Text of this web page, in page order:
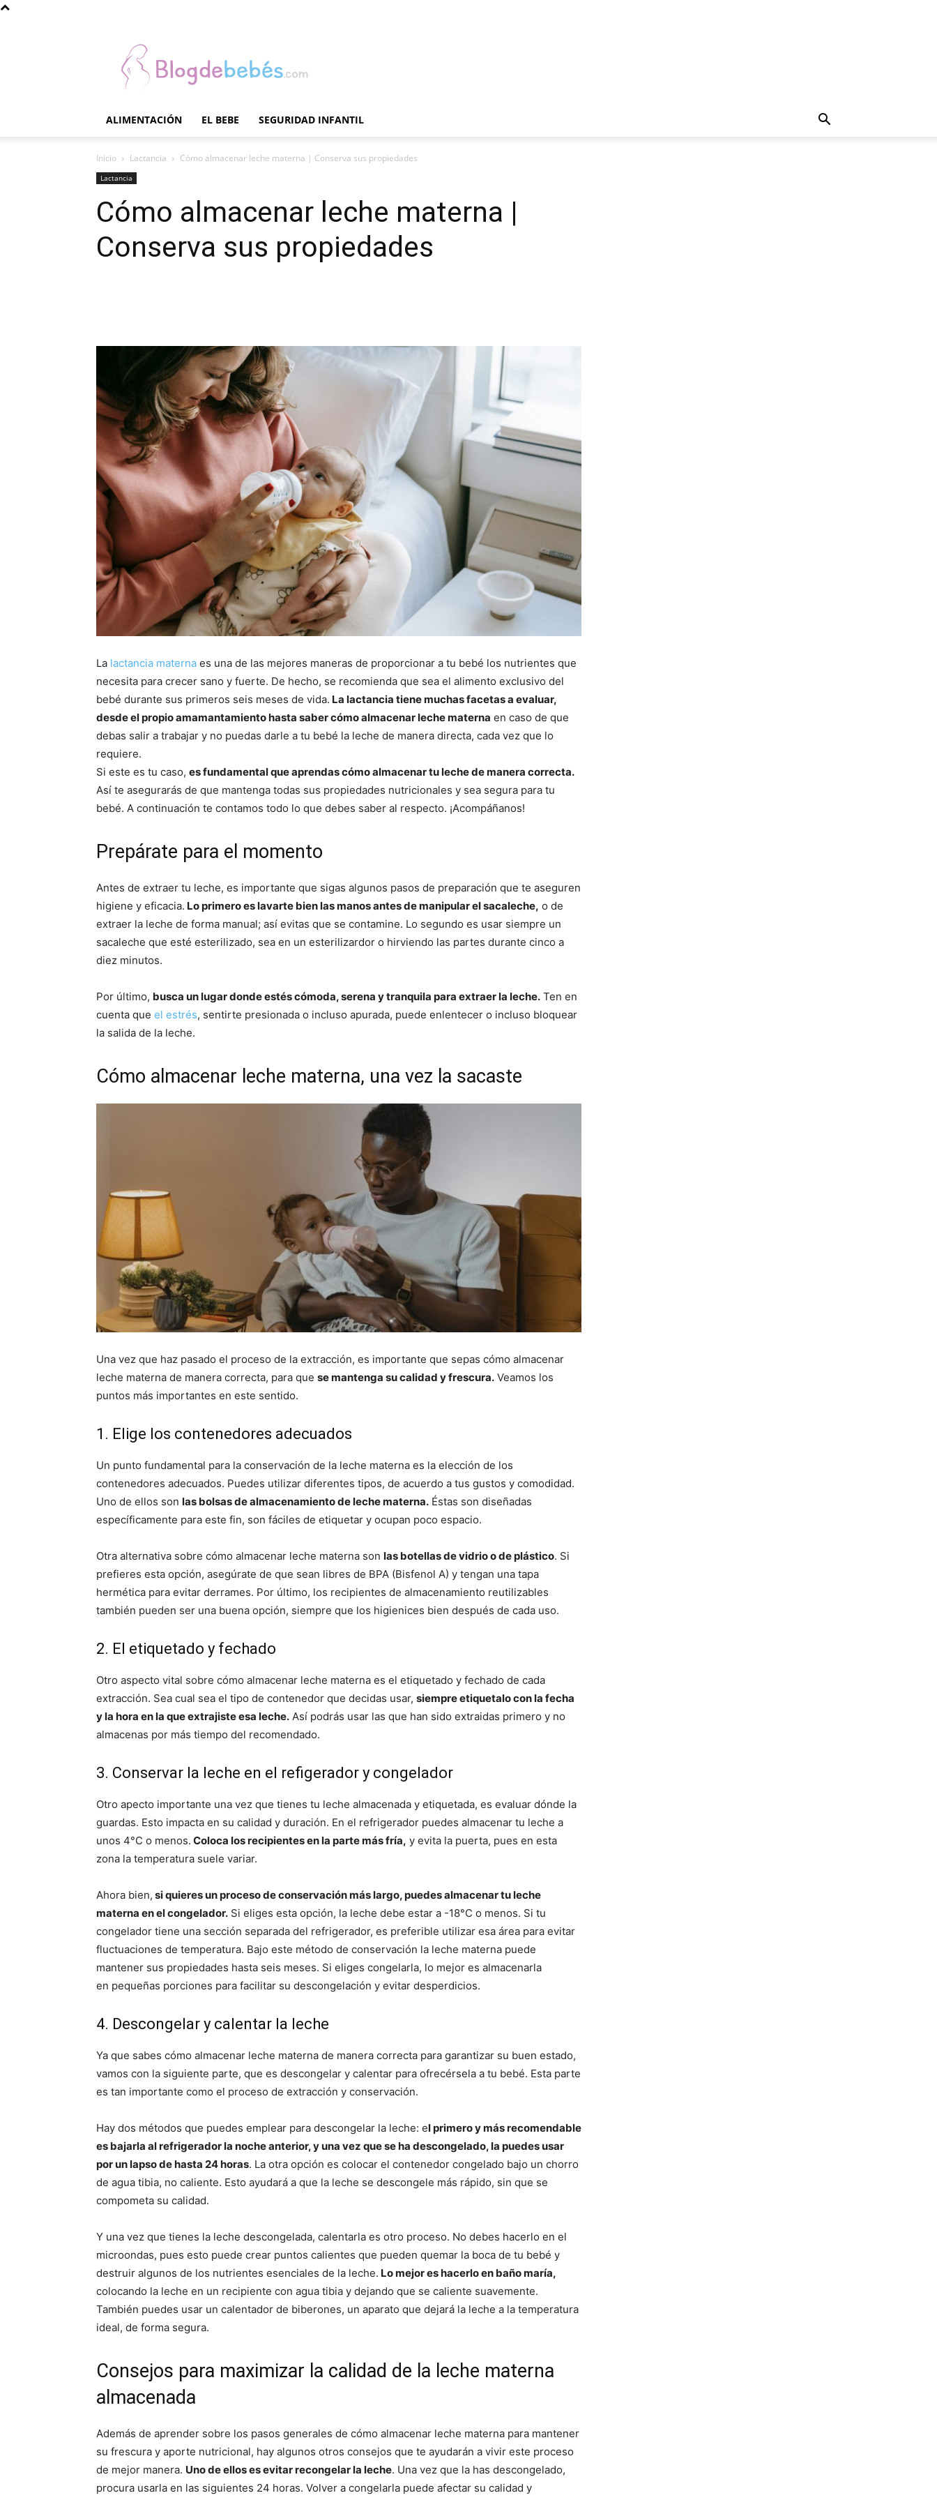
Bebés
ALIMENTACIÓN EL BEBE SEGURIDAD INFANTIL
Inicio Lactancia Cómo almacenar leche materna | Conserva sus propiedades
Lactancia
Cómo almacenar leche materna |
Conserva sus propiedades
La lactancia materna es una de las mejores maneras de proporcionar a tu bebé los nutrientes que
necesita para crecer sano y fuerte. De hecho, se recomienda que sea el alimento exclusivo del
bebé durante sus primeros seis meses de vida. La lactancia tiene muchas facetas a evaluar,
desde el propio amamantamiento hasta saber cómo almacenar leche materna en caso de que
debas salir a trabajar y no puedas darle a tu bebé la leche de manera directa, cada vez que lo
requiere.
Si este es tu caso, es fundamental que aprendas cómo almacenar tu leche de manera correcta.
Así te asegurarás de que mantenga todas sus propiedades nutricionales y sea segura para tu
bebé. A continuación te contamos todo lo que debes saber al respecto. ¡Acompáñanos!
Prepárate para el momento
Antes de extraer tu leche, es importante que sigas algunos pasos de preparación que te aseguren
higiene y eficacia. Lo primero es lavarte bien las manos antes de manipular el sacaleche, o de
extraer la leche de forma manual; así evitas que se contamine. Lo segundo es usar siempre un
sacaleche que esté esterilizado, sea en un esterilizardor o hirviendo las partes durante cinco a
diez minutos.
Por último, busca un lugar donde estés cómoda, serena y tranquila para extraer la leche. Ten en
cuenta que el estrés, sentirte presionada o incluso apurada, puede enlentecer o incluso bloquear
la salida de la leche.
Cómo almacenar leche materna, una vez la sacaste
Una vez que haz pasado el proceso de la extracción, es importante que sepas cómo almacenar
leche materna de manera correcta, para que se mantenga su calidad y frescura. Veamos los
puntos más importantes en este sentido.
1. Elige los contenedores adecuados
Un punto fundamental para la conservación de la leche materna es la elección de los
contenedores adecuados. Puedes utilizar diferentes tipos, de acuerdo a tus gustos y comodidad.
Uno de ellos son las bolsas de almacenamiento de leche materna. Éstas son diseñadas
específicamente para este fin, son fáciles de etiquetar y ocupan poco espacio.
Otra alternativa sobre cómo almacenar leche materna son las botellas de vidrio o de plástico. Si
prefieres esta opción, asegúrate de que sean libres de BPA (Bisfenol A) y tengan una tapa
hermética para evitar derrames. Por último, los recipientes de almacenamiento reutilizables
también pueden ser una buena opción, siempre que los higienices bien después de cada uso.
2. El etiquetado y fechado
Otro aspecto vital sobre cómo almacenar leche materna es el etiquetado y fechado de cada
extracción. Sea cual sea el tipo de contenedor que decidas usar, siempre etiquetalo con la fecha
y la hora en la que extrajiste esa leche. Así podrás usar las que han sido extraidas primero y no
almacenas por más tiempo del recomendado.
3. Conservar la leche en el refigerador y congelador
Otro apecto importante una vez que tienes tu leche almacenada y etiquetada, es evaluar dónde la
guardas. Esto impacta en su calidad y duración. En el refrigerador puedes almacenar tu leche a
unos 4°C o menos. Coloca los recipientes en la parte más fría, y evita la puerta, pues en esta
zona la temperatura suele variar.
Ahora bien, si quieres un proceso de conservación más largo, puedes almacenar tu leche
materna en el congelador. Si eliges esta opción, la leche debe estar a -18°C o menos. Si tu
congelador tiene una sección separada del refrigerador, es preferible utilizar esa área para evitar
fluctuaciones de temperatura. Bajo este método de conservación la leche materna puede
mantener sus propiedades hasta seis meses. Si eliges congelarla, lo mejor es almacenarla
en pequeñas porciones para facilitar su descongelación y evitar desperdicios.
4. Descongelar y calentar la leche
Ya que sabes cómo almacenar leche materna de manera correcta para garantizar su buen estado,
vamos con la siguiente parte, que es descongelar y calentar para ofrecérsela a tu bebé. Esta parte
es tan importante como el proceso de extracción y conservación.
Hay dos métodos que puedes emplear para descongelar la leche: el primero y más recomendable
es bajarla al refrigerador la noche anterior, y una vez que se ha descongelado, la puedes usar
por un lapso de hasta 24 horas. La otra opción es colocar el contenedor congelado bajo un chorro
de agua tibia, no caliente. Esto ayudará a que la leche se descongele más rápido, sin que se
compometa su calidad.
Y una vez que tienes la leche descongelada, calentarla es otro proceso. No debes hacerlo en el
microondas, pues esto puede crear puntos calientes que pueden quemar la boca de tu bebé y
destruir algunos de los nutrientes esenciales de la leche. Lo mejor es hacerlo en baño maría,
colocando la leche en un recipiente con agua tibia y dejando que se caliente suavemente.
También puedes usar un calentador de biberones, un aparato que dejará la leche a la temperatura
ideal, de forma segura.
Consejos para maximizar la calidad de la leche materna
almacenada
Además de aprender sobre los pasos generales de cómo almacenar leche materna para mantener
su frescura y aporte nutricional, hay algunos otros consejos que te ayudarán a vivir este proceso
de mejor manera. Uno de ellos es evitar recongelar la leche. Una vez que la has descongelado,
procura usarla en las siguientes 24 horas. Volver a congelarla puede afectar su calidad y